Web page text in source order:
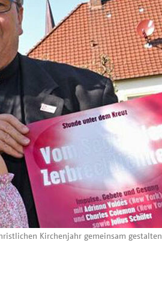
Kirchenjahr gemeinsam gestalten